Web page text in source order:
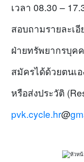
เวลา 08.30 –
สอบถามรายละเอี
ฝ่ายทรัพยากรบุค
สมัครได้ด้วยตนเ
หรือส่งประวัติ
pvk.cycle.hr@